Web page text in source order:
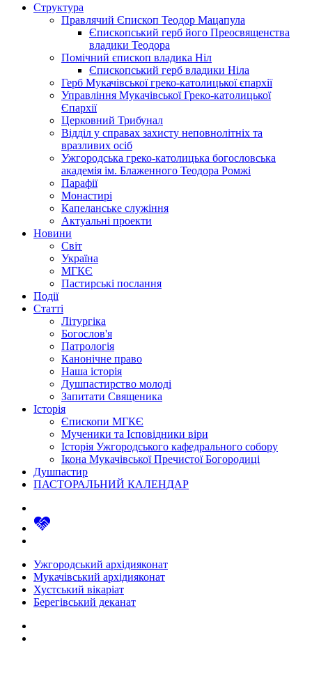
Структура
Правлячий Єпископ Теодор Мацапула
Єпископський герб його Преосвященства
владики Теодора
Помічний єпископ владика Ніл
Єпископський герб владики Ніла
Герб Мукачівської греко-католицької єпархії
Управління Мукачівської Греко-католицької
Єпархії
Церковний Трибунал
Відділ у справах захисту неповнолітніх та
вразливих осіб
Ужгородська греко-католицька богословська
академія ім. Блаженного Теодора Ромжі
Парафії
Монастирі
Капеланське служіння
Актуальні проекти
Новини
Світ
Україна
МГКЄ
Пастирські послання
Події
Статті
Літургіка
Богослов'я
Патрологія
Канонічне право
Наша історія
Душпастирство молоді
Запитати Священика
Історія
Єпископи МГКЄ
Мученики та Ісповідники віри
Історія Ужгородського кафедрального собору
Ікона Мукачівської Пречистої Богородиці
Душпастир
ПАСТОРАЛЬНИЙ КАЛЕНДАР
Ужгородський архідияконат
Мукачівський архідияконат
Хустський вікаріат
Берегівський деканат